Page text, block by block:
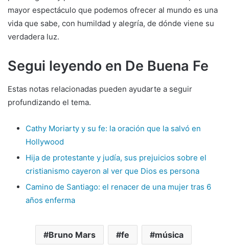
mayor espectáculo que podemos ofrecer al mundo es una
vida que sabe, con humildad y alegría, de dónde viene su
verdadera luz.
Segui leyendo en De Buena Fe
Estas notas relacionadas pueden ayudarte a seguir
profundizando el tema.
Cathy Moriarty y su fe: la oración que la salvó en
Hollywood
Hija de protestante y judía, sus prejuicios sobre el
cristianismo cayeron al ver que Dios es persona
Camino de Santiago: el renacer de una mujer tras 6
años enferma
Bruno Mars fe música